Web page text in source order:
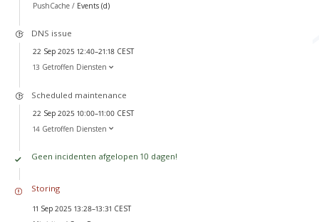
PushCache / Events (d)
DNS issue
22 Sep 2025 12:40–21:18 CEST
13 Getroffen Diensten
Scheduled maintenance
22 Sep 2025 10:00–11:00 CEST
14 Getroffen Diensten
Geen incidenten afgelopen 10 dagen!
Storing
11 Sep 2025 13:28–13:31 CEST